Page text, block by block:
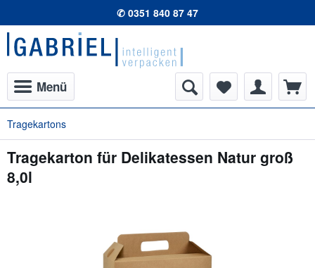
✆ 0351 840 87 47
Menü
Tragekartons
Tragekarton für Delikatessen Natur groß
8,0l